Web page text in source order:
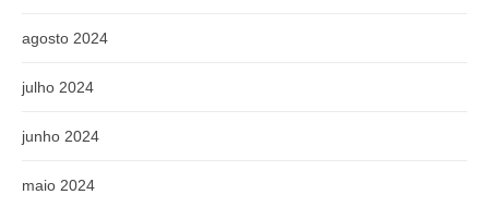
agosto 2024
julho 2024
junho 2024
maio 2024